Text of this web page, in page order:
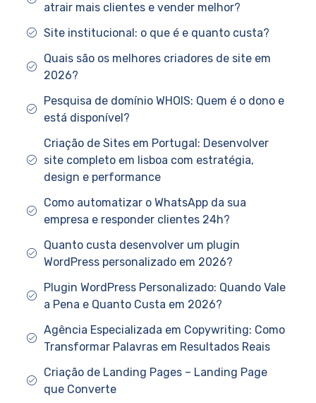
atrair mais clientes e vender melhor?
Site institucional: o que é e quanto custa?
Quais são os melhores criadores de site em
2026?
Pesquisa de domínio WHOIS: Quem é o dono e
está disponível?
Criação de Sites em Portugal: Desenvolver
site completo em lisboa com estratégia,
design e performance
Como automatizar o WhatsApp da sua
empresa e responder clientes 24h?
Quanto custa desenvolver um plugin
WordPress personalizado em 2026?
Plugin WordPress Personalizado: Quando Vale
a Pena e Quanto Custa em 2026?
Agência Especializada em Copywriting: Como
Transformar Palavras em Resultados Reais
Criação de Landing Pages – Landing Page
que Converte